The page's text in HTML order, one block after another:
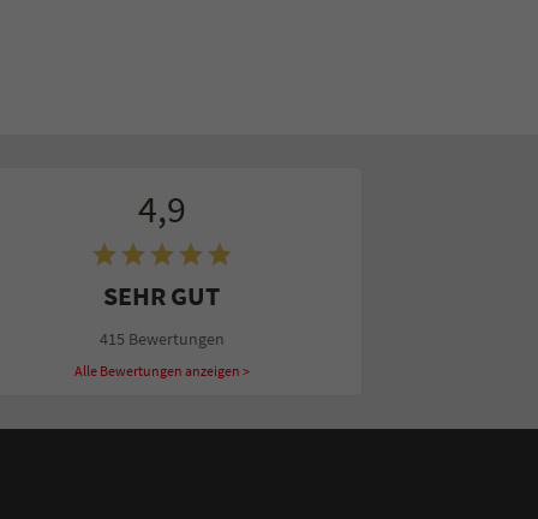
4,9
SEHR GUT
415 Bewertungen
Alle Bewertungen anzeigen >